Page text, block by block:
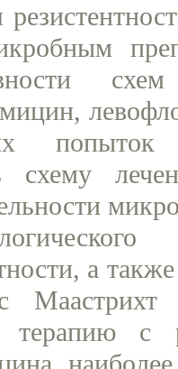
попыток
схему
а
терапию с